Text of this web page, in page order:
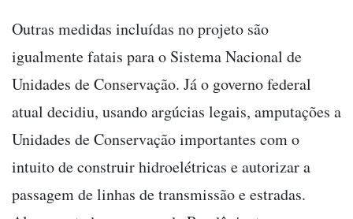
Outras medidas incluídas no projeto são
igualmente fatais para o Sistema Nacional de
Unidades de Conservação. Já o governo federal
atual decidiu, usando argúcias legais, amputações a
Unidades de Conservação importantes com o
intuito de construir hidroelétricas e autorizar a
passagem de linhas de transmissão e estradas.